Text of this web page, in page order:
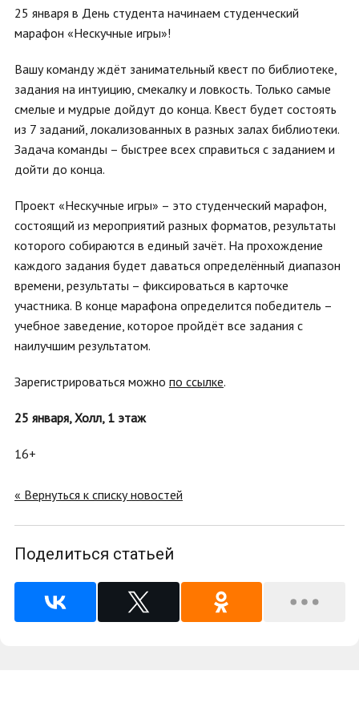
25 января в День студента начинаем студенческий
марафон «Нескучные игры»!
Вашу команду ждёт занимательный квест по библиотеке,
задания на интуицию, смекалку и ловкость. Только самые
смелые и мудрые дойдут до конца. Квест будет состоять
из 7 заданий, локализованных в разных залах библиотеки.
Задача команды – быстрее всех справиться с заданием и
дойти до конца.
Проект «Нескучные игры» – это студенческий марафон,
состоящий из мероприятий разных форматов, результаты
которого собираются в единый зачёт. На прохождение
каждого задания будет даваться определённый диапазон
времени, результаты – фиксироваться в карточке
участника. В конце марафона определится победитель –
учебное заведение, которое пройдёт все задания с
наилучшим результатом.
Зарегистрироваться можно по ссылке.
25 января, Холл, 1 этаж
16+
« Вернуться к списку новостей
Поделиться статьей